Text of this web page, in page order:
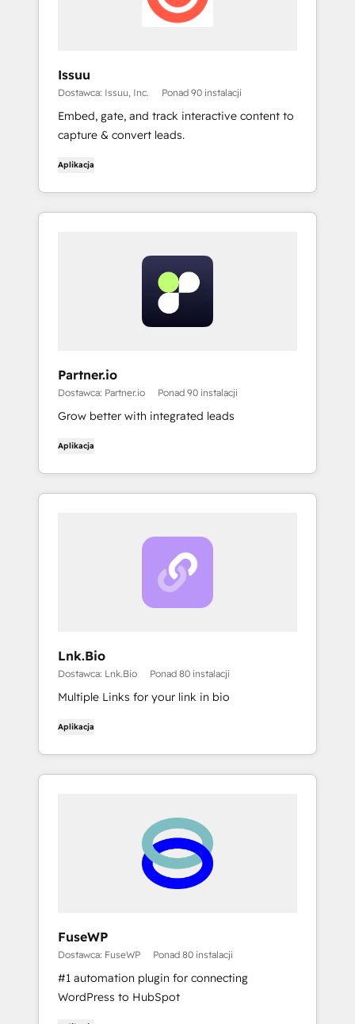
Issuu
Dostawca: Issuu, Inc. Ponad 90 instalacji
Embed, gate, and track interactive content to
capture & convert leads.
Aplikacja
Partner.io
Dostawca: Partner.io Ponad 90 instalacji
Grow better with integrated leads
Aplikacja
Lnk.Bio
Dostawca: Lnk.Bio Ponad 80 instalacji
Multiple Links for your link in bio
Aplikacja
FuseWP
Dostawca: FuseWP Ponad 80 instalacji
#1 automation plugin for connecting
WordPress to HubSpot